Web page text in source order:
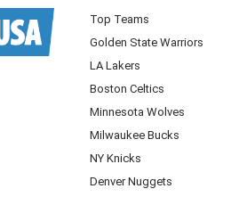
Top Teams
Golden State Warriors
LA Lakers
Boston Celtics
Minnesota Wolves
Milwaukee Bucks
NY Knicks
Denver Nuggets